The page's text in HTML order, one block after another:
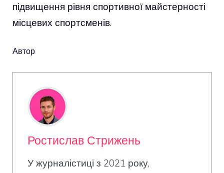
підвищення рівня спортивної майстерності
місцевих спортсменів.
Автор
Ростислав Стрижень
У журналістиці з 2021 року,